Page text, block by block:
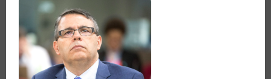
DE
INTERCAMBIO
EN
AMÉRICA
LATINA
Y
EL
CARIBE